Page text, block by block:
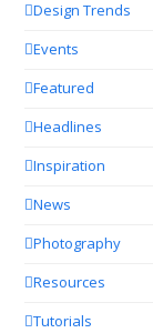
Design Trends
Events
Featured
Headlines
Inspiration
News
Photography
Resources
Tutorials